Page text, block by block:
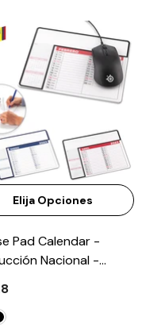
Elija Opciones
Pad Calendar -
Nacional -
BOMBA